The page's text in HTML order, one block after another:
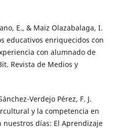
E., & Maiz Olazabalaga, I.
educativos enriquecidos con
con alumnado de
Revista de Medios y
Verdejo Pérez, F. J.
y la competencia en
días: El Aprendizaje